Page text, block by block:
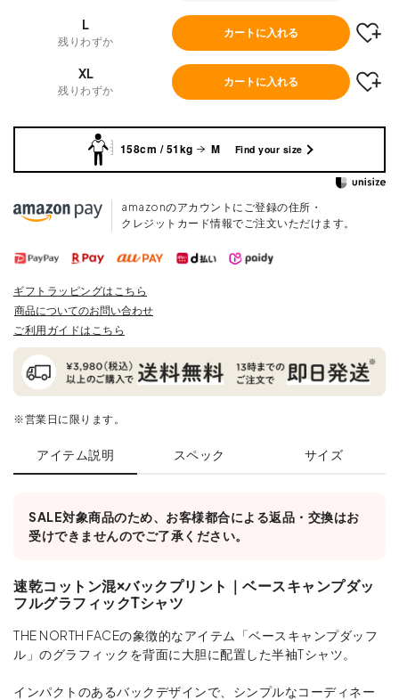
L
残りわずか
カートに入れる
XL
残りわずか
カートに入れる
158cm / 51kg M Find your size
amazonのアカウントにご登録の住所・
クレジットカード情報でご注文いただけます。
ギフトラッピングはこちら
商品についてのお問い合わせ
ご利用ガイドはこちら
※営業日に限ります。
アイテム説明 スペック サイズ
SALE対象商品のため、お客様都合による返品・交換はお
受けできませんのでご了承ください。
速乾コットン混×バックプリント｜ベースキャンプダッ
フルグラフィックTシャツ
THE NORTH FACEの象徴的なアイテム「ベースキャンプダッフ
ル」のグラフィックを背面に大胆に配置した半袖Tシャツ。
インパクトのあるバックデザインで、シンプルなコーディネー